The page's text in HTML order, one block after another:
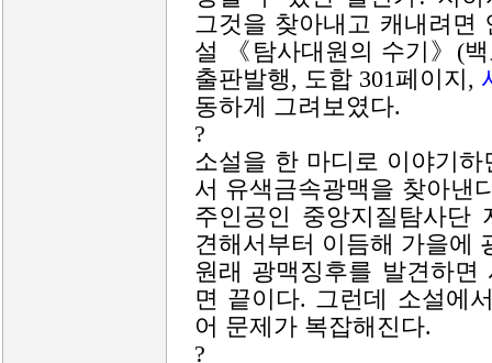
그것을 찾아내고 캐내려면
설 《탐사대원의 수기》(
출판발행, 도합 301페이지,
동하게 그려보였다.
?
소설을 한 마디로 이야기
서 유색금속광맥을 찾아낸
주인공인 중앙지질탐사단
견해서부터 이듬해 가을에
원래 광맥징후를 발견하
면 끝이다. 그런데 소설에
어 문제가 복잡해진다.
?